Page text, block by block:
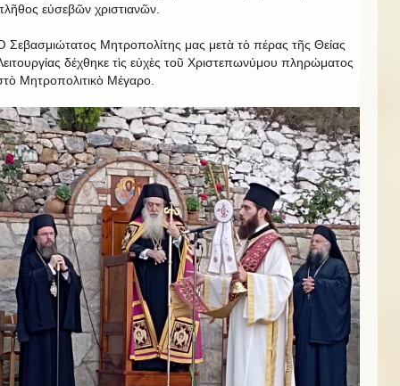
εὐσεβῶν χριστιανῶν.
Σεβασμιώτατος Μητροπολίτης μας μετὰ τὸ πέρας τῆς Θείας
δέχθηκε τὶς εὐχὲς τοῦ Χριστεπωνύμου πληρώματος
Μητροπολιτικὸ Μέγαρο.